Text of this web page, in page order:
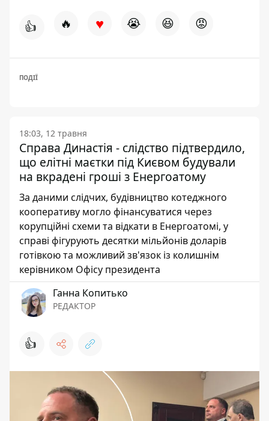
👍 🔥 ♥ 😭 😆 😡
ПОДІЇ
18:03, 12 травня
Справа Династія - слідство підтвердило,
що елітні маєтки під Києвом будували
на вкрадені гроші з Енергоатому
За даними слідчих, будівництво котеджного
кооперативу могло фінансуватися через
корупційні схеми та відкати в Енергоатомі, у
справі фігурують десятки мільйонів доларів
готівкою та можливий зв'язок із колишнім
керівником Офісу президента
Ганна Копитько
РЕДАКТОР
👍